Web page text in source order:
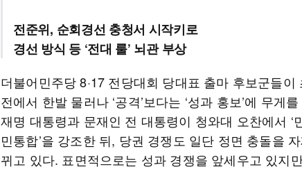
전준위, 순회경선 충청서 시작키로
경선 방식 등 ‘전대 룰’ 뇌관 부상
더불어민주당 8·17 전당대회 당대표 출마 후보군들이
전에서 한발 물러나 ‘공격’보다는 ‘성과 홍보’에 무게
재명 대통령과 문재인 전 대통령이 청와대 오찬에서 ‘
민통합’을 강조한 뒤, 당권 경쟁도 일단 정면 충돌을
뀌고 있다. 표면적으로는 성과 경쟁을 앞세우고 있지